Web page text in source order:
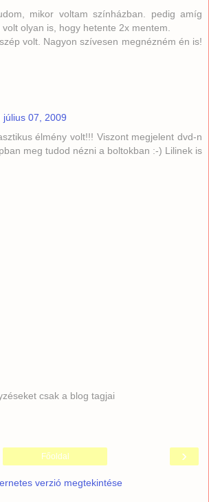
mikor voltam színházban. pedig amíg
olyan is, hogy hetente 2x mentem.
volt. Nagyon szívesen megnézném én is!
július 07, 2009
élmény volt!!! Viszont megjelent dvd-n
meg tudod nézni a boltokban :-) Lilinek is
csak a blog tagjai
›
Főoldal
verzió megtekintése